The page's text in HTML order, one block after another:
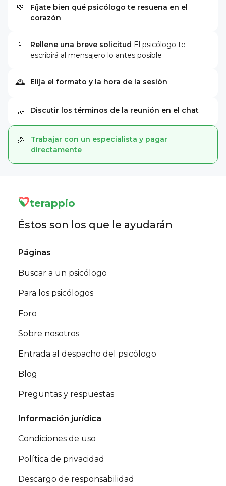
💚
Fíjate bien qué psicólogo te resuena en el
corazón
📱 Rellene una breve solicitud El psicólogo te
escribirá al mensajero lo antes posible
🕰 Elija el formato y la hora de la sesión
🤝 Discutir los términos de la reunión en el chat
🎉
Trabajar con un especialista y pagar
directamente
terappio
Éstos son los que le ayudarán
Páginas
Buscar a un psicólogo
Para los psicólogos
Foro
Sobre nosotros
Entrada al despacho del psicólogo
Blog
Preguntas y respuestas
Información jurídica
Condiciones de uso
Política de privacidad
Descargo de responsabilidad